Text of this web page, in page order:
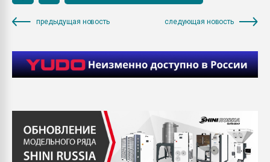
предыдущая новость следующая новость